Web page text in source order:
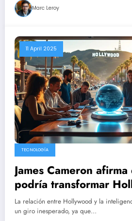
Marc Leroy
11 April 2025
TECNOLOGÍA
James Cameron
podría transformar
proporcionar
amenazar los empleos.
La relación entre Hollywood y la
un giro inesperado, ya que…